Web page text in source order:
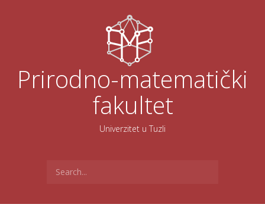
Prirodno-matematički
fakultet
Univerzitet u Tuzli
for: